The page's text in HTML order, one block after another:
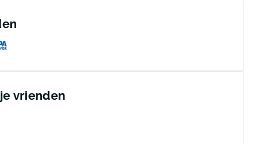
vrienden